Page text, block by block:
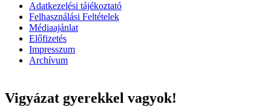
Adatkezelési tájékoztató
Felhasználási Feltételek
Médiaajánlat
Előfizetés
Impresszum
Archívum
Vigyázat gyerekkel vagyok!